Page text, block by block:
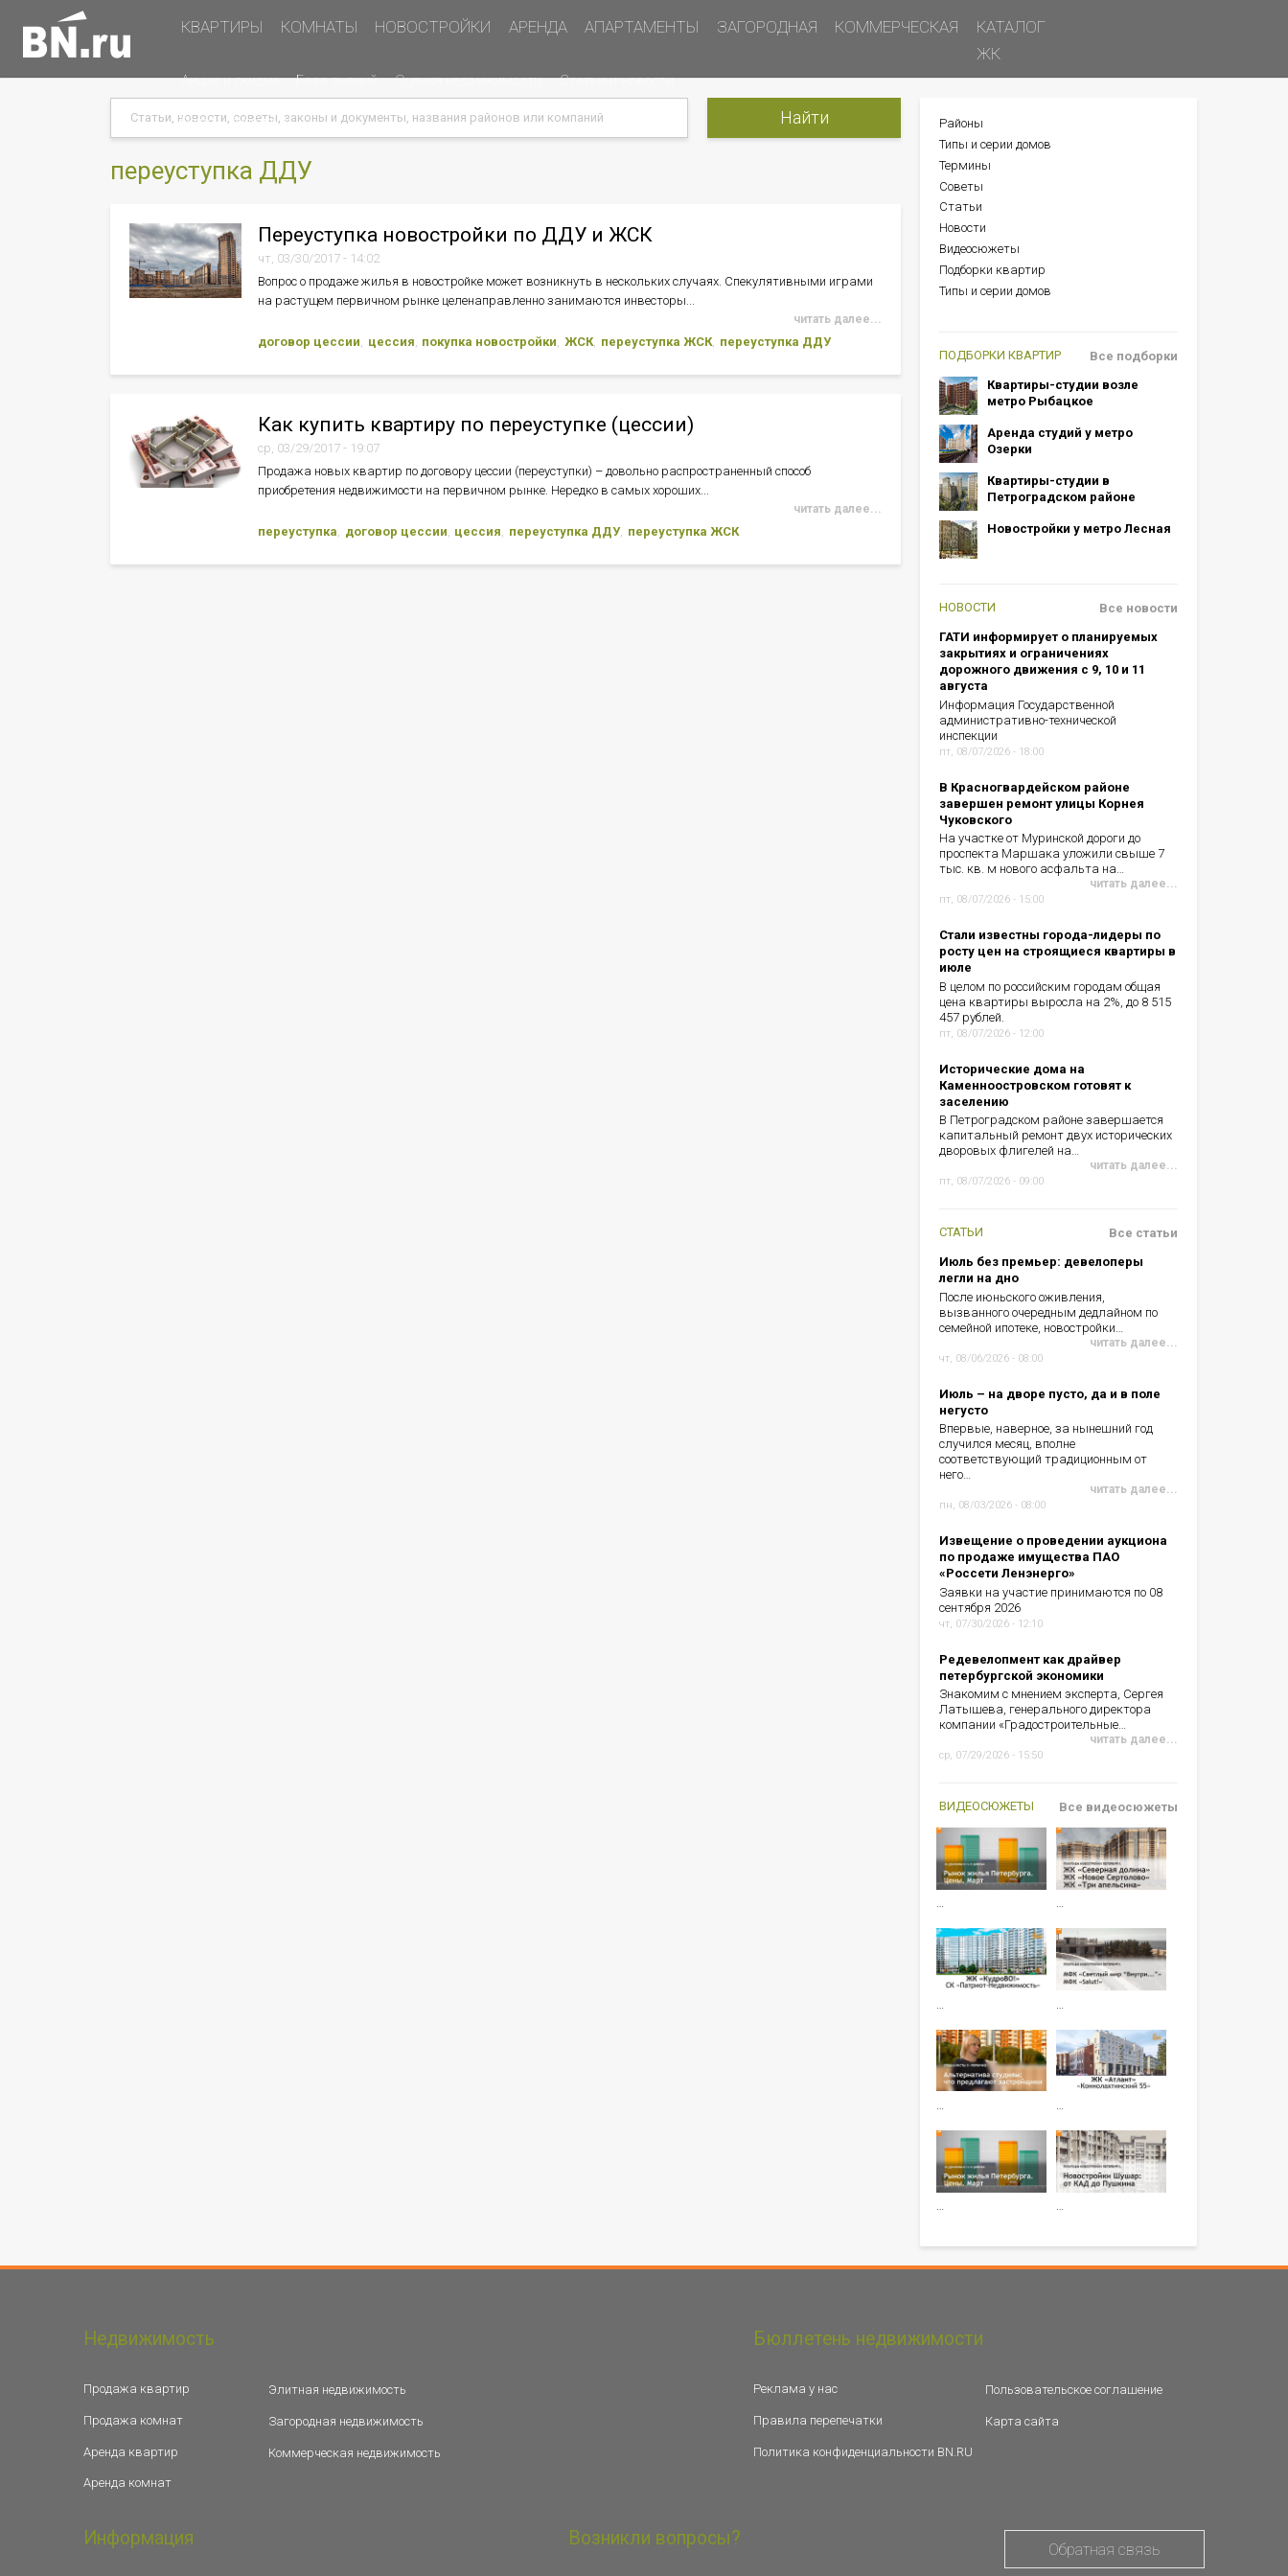
Основная
КВАРТИРЫ КОМНАТЫ НОВОСТРОЙКИ АРЕНДА АПАРТАМЕНТЫ ЗАГОРОДНАЯ КОММЕРЧЕСКАЯ
КАТАЛОГ
ЖК
Дополнительная
навигация
Акции и скидки База знаний Оценка недвижимости Статьи и новости
Меню
в
(справа)
Подать объявление
Search
Search
переуступка ДДУ
Переуступка новостройки по ДДУ и ЖСК
чт, 03/30/2017 - 14:02
Вопрос о продаже жилья в новостройке может возникнуть в нескольких случаях. Спекулятивными играми
на растущем первичном рынке целенаправленно занимаются инвесторы...
читать далее...
договор цессии цессия покупка новостройки ЖСК переуступка ЖСК переуступка ДДУ
Как купить квартиру по переуступке (цессии)
ср, 03/29/2017 - 19:07
Продажа новых квартир по договору цессии (переуступки) – довольно распространенный способ
приобретения недвижимости на первичном рынке. Нередко в самых хороших...
читать далее...
переуступка договор цессии цессия переуступка ДДУ переуступка ЖСК
БОКОВОЕ
МЕНЮ
Районы
Типы и серии домов
Термины
Советы
Статьи
Новости
Видеосюжеты
Подборки квартир
Типы и серии домов
ПОДБОРКИ КВАРТИР
Квартиры-студии возле
метро Рыбацкое
Аренда студий у метро
Озерки
Квартиры-студии в
Петроградском районе
Новостройки у метро Лесная
Все подборки
НОВОСТИ
ГАТИ информирует о планируемых
закрытиях и ограничениях
дорожного движения с 9, 10 и 11
августа
Информация Государственной
административно-технической
инспекции
пт, 08/07/2026 - 18:00
В Красногвардейском районе
завершен ремонт улицы Корнея
Чуковского
На участке от Муринской дороги до
проспекта Маршака уложили свыше 7
тыс. кв. м нового асфальта на…
читать далее...
пт, 08/07/2026 - 15:00
Стали известны города-лидеры по
росту цен на строящиеся квартиры в
июле
В целом по российским городам общая
цена квартиры выросла на 2%, до 8 515
457 рублей.
пт, 08/07/2026 - 12:00
Исторические дома на
Каменноостровском готовят к
заселению
В Петроградском районе завершается
капитальный ремонт двух исторических
дворовых флигелей на…
читать далее...
пт, 08/07/2026 - 09:00
Все новости
СТАТЬИ
Июль без премьер: девелоперы
легли на дно
После июньского оживления,
вызванного очередным дедлайном по
семейной ипотеке, новостройки…
читать далее...
чт, 08/06/2026 - 08:00
Июль – на дворе пусто, да и в поле
негусто
Впервые, наверное, за нынешний год
случился месяц, вполне
соответствующий традиционным от
него…
читать далее...
пн, 08/03/2026 - 08:00
Извещение о проведении аукциона
по продаже имущества ПАО
«Россети Ленэнерго»
Заявки на участие принимаются по 08
сентября 2026
чт, 07/30/2026 - 12:10
Редевелопмент как драйвер
петербургской экономики
Знакомим с мнением эксперта, Сергея
Латышева, генерального директора
компании «Градостроительные…
читать далее...
ср, 07/29/2026 - 15:50
Все статьи
ВИДЕОСЮЖЕТЫ
… …
… …
Все видеосюжеты
Недвижимость
Продажа квартир
Продажа комнат
Аренда квартир
Аренда комнат
Элитная недвижимость
Загородная недвижимость
Коммерческая недвижимость
Бюллетень недвижимости
Реклама у нас
Правила перепечатки
Политика конфиденциальности BN.RU
Пользовательское соглашение
Карта сайта
Информация Возникли вопросы?
Обратная связь